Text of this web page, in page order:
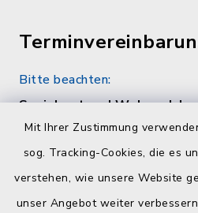
Mit Ihrer Zustimmung
sog. Tracking-Cookies, die es
verstehen, wie unsere Website
unser Angebot weiter
Bitte beachten:
Sozialamt und
telefonischer
Quicklinks